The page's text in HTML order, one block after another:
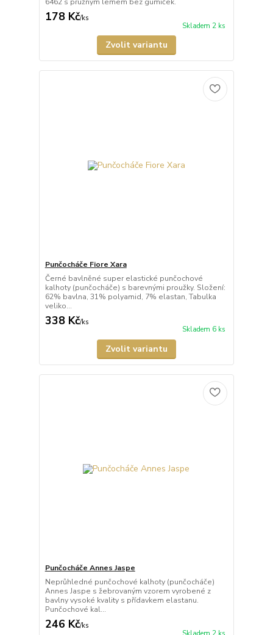
6462 s pružným lemem bez gumiček.
178 Kč/ks
Skladem 2 ks
Zvolit variantu
Punčocháče Fiore Xara
Černé bavlněné super elastické punčochové
kalhoty (punčocháče) s barevnými proužky. Složení:
62% bavlna, 31% polyamid, 7% elastan, Tabulka
veliko...
338 Kč/ks
Skladem 6 ks
Zvolit variantu
Punčocháče Annes Jaspe
Neprůhledné punčochové kalhoty (punčocháče)
Annes Jaspe s žebrovaným vzorem vyrobené z
bavlny vysoké kvality s přídavkem elastanu.
Punčochové kal...
246 Kč/ks